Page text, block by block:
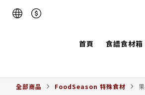
首頁 食譜食材箱
全部商品 FoodSeason 特殊食材 果